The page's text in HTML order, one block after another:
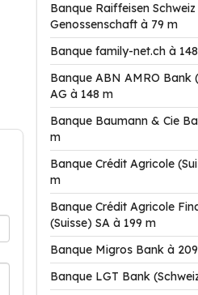
Banque Raiffeisen Schweiz
Genossenschaft à 79 m
Banque family-net.ch à
Banque ABN AMRO Bank
AG à 148 m
Banque Baumann & Cie
m
Banque Crédit Agricole
m
Banque Crédit Agricole
(Suisse) SA à 199 m
Banque Migros Bank à
Banque LGT Bank